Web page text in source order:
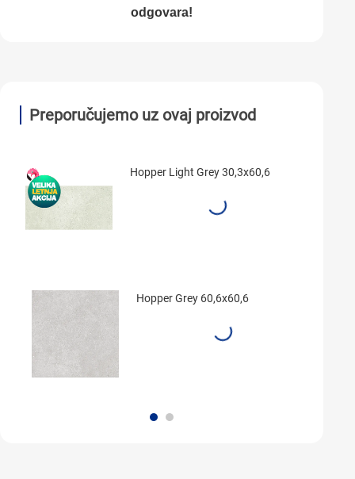
odgovara!
Preporučujemo uz ovaj proizvod
Hopper Light Grey 30,3x60,6
Hopper Grey 60,6x60,6